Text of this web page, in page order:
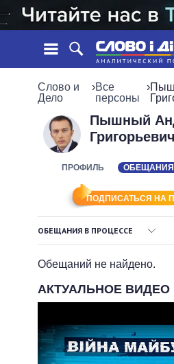
ЛЕНТА
СОБЫТИЯ
ОБЗОРЫ
ДАЙДЖЕСТЫ
ПРЕЗИДЕНТ И ОФИС
ВЕРХОВНАЯ РАДА
КАБИНЕТ МИНИСТРОВ
ГЛАВЫ
ВИДЕО
СРАВНЕНИЕ
Слово и
Дело
›Все
персоны
›
Пышный
Григорьевич
ПРОФИЛЬ ОБЕЩАНИЯ
ПОДПИСАТЬСЯ НА
ОБЕЩАНИЯ В ПРОЦЕССЕ
ОБЕЩАНИЯ В
ВСЕ
АРХИВНЫЕ
Обещаний не найдено.
АКТУАЛЬНОЕ ВИДЕО